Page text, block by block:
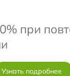
при
Узнать подробнее